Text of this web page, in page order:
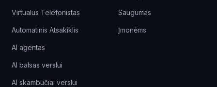
Virtualus Telefonistas
Automatinis Atsakiklis
AI agentas
AI balsas verslui
AI skambučiai verslui
Saugumas
Įmonėms